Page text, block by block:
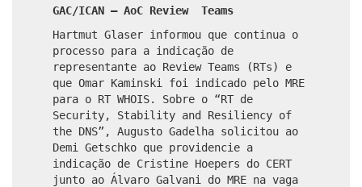
GAC/ICAN – AoC Review Teams
Hartmut Glaser informou que continua o
processo para a indicação de
representante ao Review Teams (RTs) e
que Omar Kaminski foi indicado pelo MRE
para o RT WHOIS. Sobre o “RT de
Security, Stability and Resiliency of
the DNS”, Augusto Gadelha solicitou ao
Demi Getschko que providencie a
indicação de Cristine Hoepers do CERT
junto ao Álvaro Galvani do MRE na vaga